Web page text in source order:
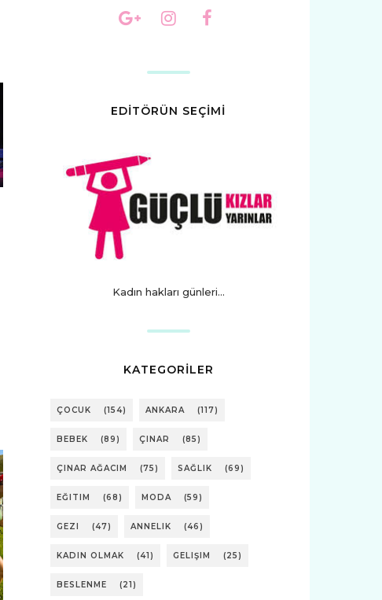
EDİTÖRÜN SEÇİMİ
Kadın hakları günleri...
KATEGORİLER
ÇOCUK (154) ANKARA (117)
BEBEK (89) ÇINAR (85)
ÇINAR AĞACIM (75) SAĞLIK (69)
EĞITIM (68) MODA (59)
GEZI (47) ANNELIK (46)
KADIN OLMAK (41) GELIŞIM (25)
BESLENME (21)